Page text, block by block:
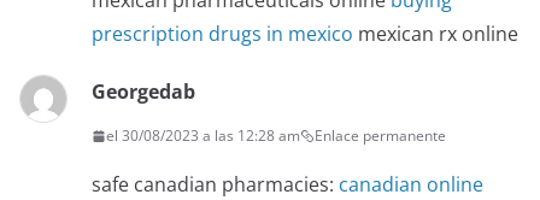
prescription drugs in mexico mexican rx online
Georgedab
el 30/08/2023 a las 12:28 am Enlace permanente
safe canadian pharmacies: canadian online